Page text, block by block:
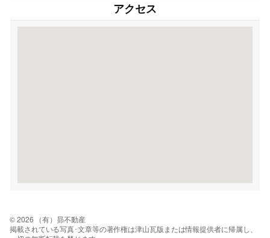
アクセス
© 2026 （有）昴不動産
掲載されている写真･文章等の著作権は津山瓦版または情報提供者に帰属し、